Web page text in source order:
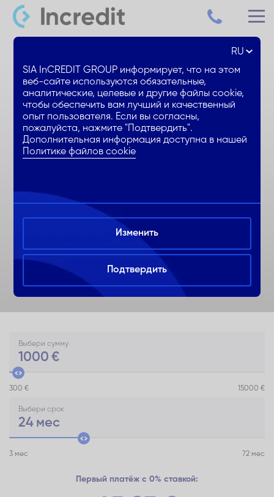
Потребительский кредит до 15000€
Сниженная % ставка
1. месяц БЕЗ ежемесячных %
Удобное оформление онлайн
Выбери сумму
1000 €
300 € 15000 €
Выбери срок
24 мес
3 мес 72 мес
Первый платёж с 0% ставкой:
RU
SIA InCREDIT GROUP информирует, что на этом
веб-сайте используются обязательные,
аналитические, целевые и другие файлы cookie,
чтобы обеспечить вам лучший и качественный
опыт пользователя. Если вы согласны,
пожалуйста, нажмите "Подтвердить".
Дополнительная информация доступна в нашей
Политике файлов cookie
Изменить
Подтвердить